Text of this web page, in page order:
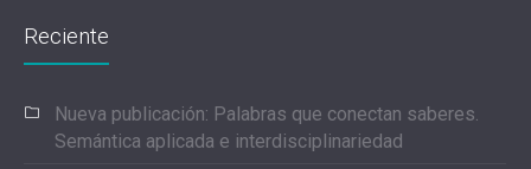
Reciente
Nueva publicación: Palabras que conectan saberes.
Semántica aplicada e interdisciplinariedad